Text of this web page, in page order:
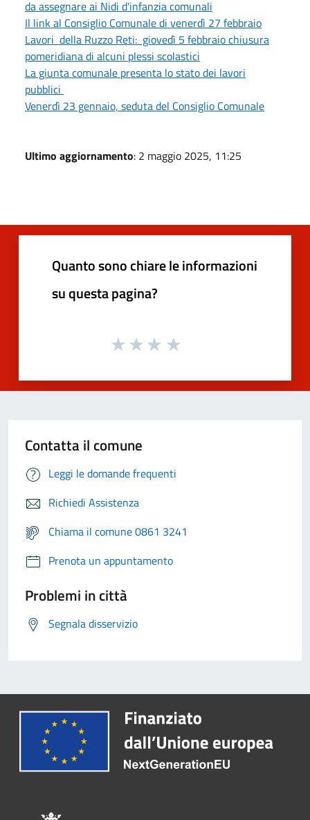
da assegnare ai Nidi d'infanzia comunali
Il link al Consiglio Comunale di venerdì 27 febbraio
Lavori della Ruzzo Reti: giovedì 5 febbraio chiusura
pomeridiana di alcuni plessi scolastici
La giunta comunale presenta lo stato dei lavori
pubblici
Venerdì 23 gennaio, seduta del Consiglio Comunale
Ultimo aggiornamento: 2 maggio 2025, 11:25
Quanto sono chiare le informazioni
su questa pagina?
Contatta il comune
Leggi le domande frequenti
Richiedi Assistenza
Chiama il comune 0861 3241
Prenota un appuntamento
Problemi in città
Segnala disservizio